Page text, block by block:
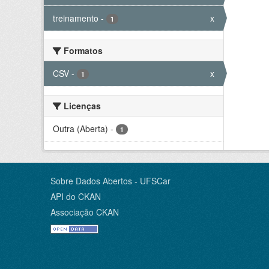
treinamento - 1 x
Formatos
CSV - 1 x
Licenças
Outra (Aberta) - 1
Sobre Dados Abertos - UFSCar
API do CKAN
Associação CKAN